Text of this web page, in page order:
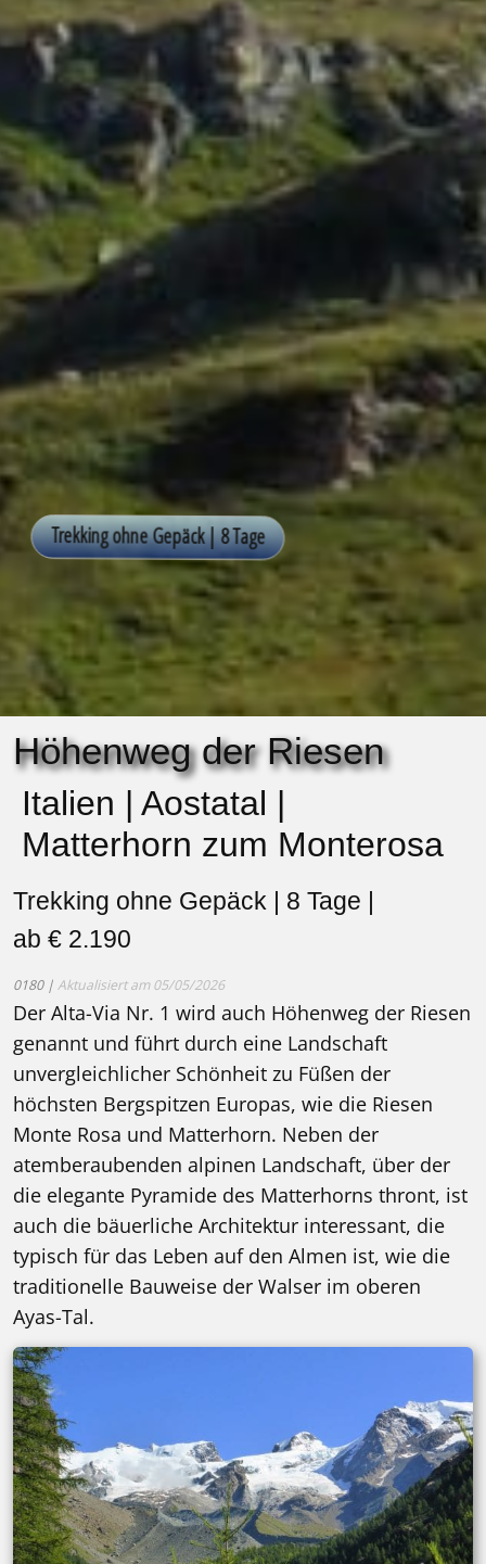
Höhenweg der Riesen
Italien | Aostatal |
Matterhorn zum Monterosa
Trekking ohne Gepäck | 8 Tage |
ab € 2.190
0180 | Aktualisiert am 05/05/2026
Der Alta-Via Nr. 1 wird auch Höhenweg der Riesen
genannt und führt durch eine Landschaft
unvergleichlicher Schönheit zu Füßen der
höchsten Bergspitzen Europas, wie die Riesen
Monte Rosa und Matterhorn. Neben der
atemberaubenden alpinen Landschaft, über der
die elegante Pyramide des Matterhorns thront, ist
auch die bäuerliche Architektur interessant, die
typisch für das Leben auf den Almen ist, wie die
traditionelle Bauweise der Walser im oberen
Ayas-Tal.